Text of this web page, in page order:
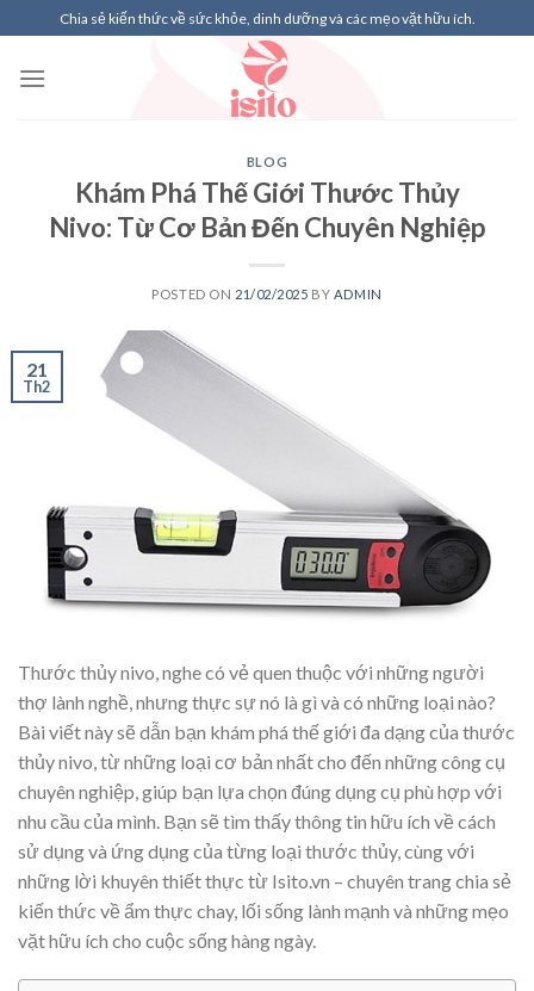
to
content
Chia sẻ kiến thức về sức khỏe, dinh dưỡng và các mẹo vặt hữu ích.
BLOG
Khám Phá Thế Giới Thước Thủy
Nivo: Từ Cơ Bản Đến Chuyên Nghiệp
POSTED ON 21/02/2025 BY ADMIN
21
Th2
Thước thủy nivo, nghe có vẻ quen thuộc với những người
thợ lành nghề, nhưng thực sự nó là gì và có những loại nào?
Bài viết này sẽ dẫn bạn khám phá thế giới đa dạng của thước
thủy nivo, từ những loại cơ bản nhất cho đến những công cụ
chuyên nghiệp, giúp bạn lựa chọn đúng dụng cụ phù hợp với
nhu cầu của mình. Bạn sẽ tìm thấy thông tin hữu ích về cách
sử dụng và ứng dụng của từng loại thước thủy, cùng với
những lời khuyên thiết thực từ Isito.vn – chuyên trang chia sẻ
kiến thức về ẩm thực chay, lối sống lành mạnh và những mẹo
vặt hữu ích cho cuộc sống hàng ngày.